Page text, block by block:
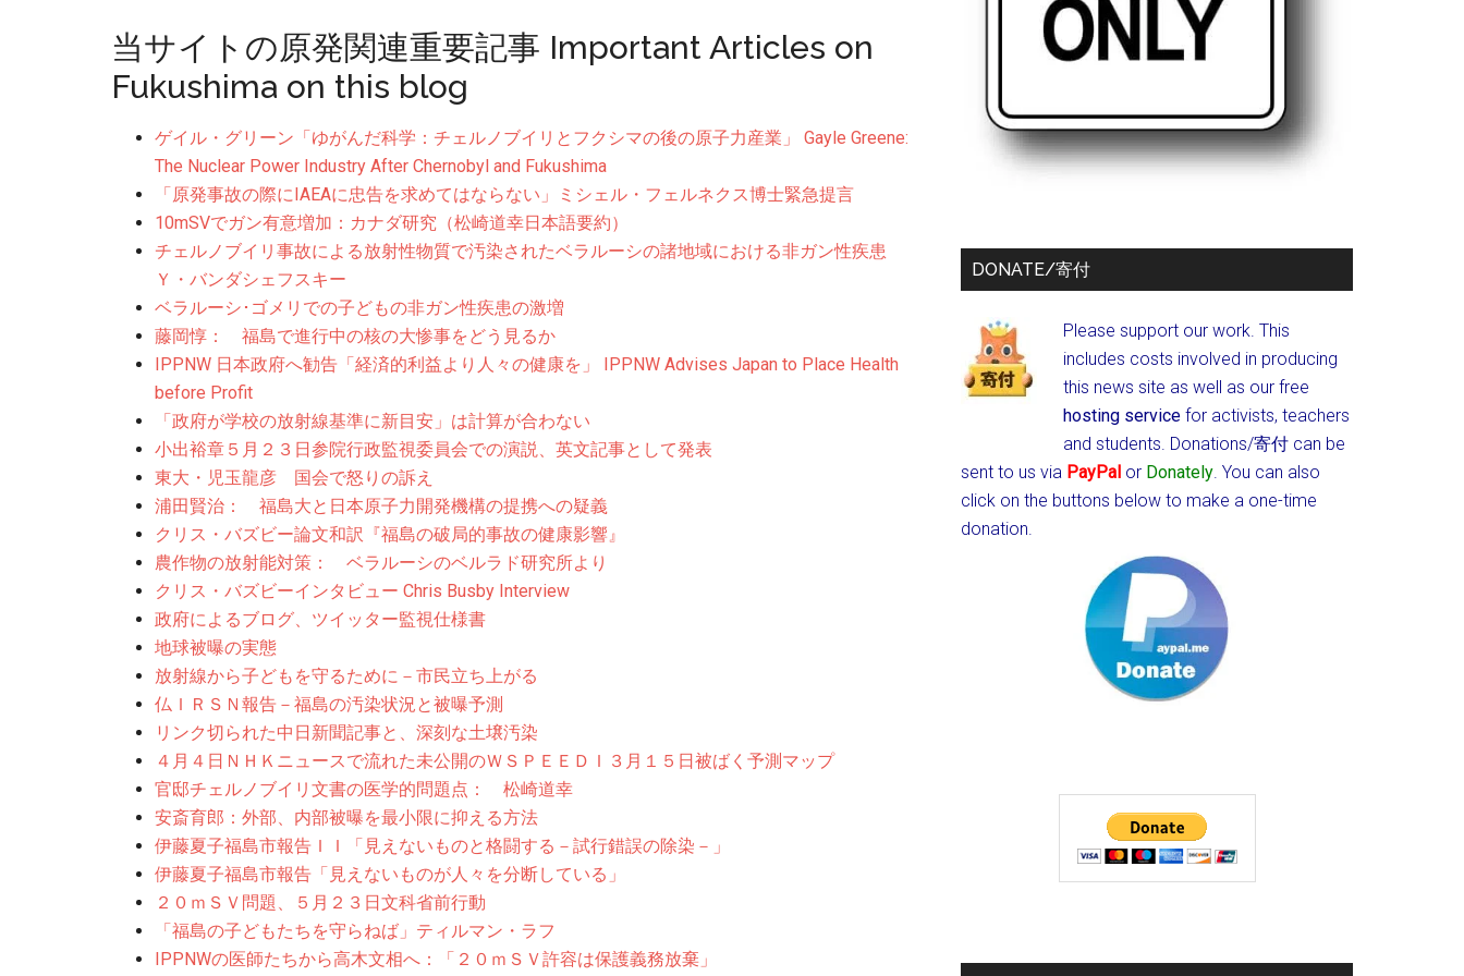
当サイトの原発関連重要記事 Important Articles on
Fukushima on this blog
ゲイル・グリーン「ゆがんだ科学：チェルノブイリとフクシマの後の原子力産業」 Gayle Greene:
The Nuclear Power Industry After Chernobyl and Fukushima
「原発事故の際にIAEAに忠告を求めてはならない」ミシェル・フェルネクス博士緊急提言
10mSVでガン有意増加：カナダ研究（松崎道幸日本語要約）
チェルノブイリ事故による放射性物質で汚染されたベラルーシの諸地域における非ガン性疾患
Ｙ・バンダシェフスキー
ベラルーシ･ゴメリでの子どもの非ガン性疾患の激増
藤岡惇： 福島で進行中の核の大惨事をどう見るか
IPPNW 日本政府へ勧告「経済的利益より人々の健康を」 IPPNW Advises Japan to Place Health
before Profit
「政府が学校の放射線基準に新目安」は計算が合わない
小出裕章５月２３日参院行政監視委員会での演説、英文記事として発表
東大・児玉龍彦 国会で怒りの訴え
浦田賢治： 福島大と日本原子力開発機構の提携への疑義
クリス・バズビー論文和訳『福島の破局的事故の健康影響』
農作物の放射能対策： ベラルーシのベルラド研究所より
クリス・バズビーインタビュー Chris Busby Interview
政府によるブログ、ツイッター監視仕様書
地球被曝の実態
放射線から子どもを守るために－市民立ち上がる
仏ＩＲＳＮ報告－福島の汚染状況と被曝予測
リンク切られた中日新聞記事と、深刻な土壌汚染
４月４日ＮＨＫニュースで流れた未公開のＷＳＰＥＥＤＩ３月１５日被ばく予測マップ
官邸チェルノブイリ文書の医学的問題点： 松崎道幸
安斎育郎：外部、内部被曝を最小限に抑える方法
伊藤夏子福島市報告ＩＩ「見えないものと格闘する－試行錯誤の除染－」
伊藤夏子福島市報告「見えないものが人々を分断している」
２０ｍＳＶ問題、５月２３日文科省前行動
「福島の子どもたちを守らねば」ティルマン・ラフ
IPPNWの医師たちから高木文相へ：「２０ｍＳＶ許容は保護義務放棄」
DONATE/寄付
Please support our work. This
includes costs involved in producing
this news site as well as our free
hosting service for activists, teachers
and students. Donations/寄付 can be
sent to us via PayPal or Donately. You can also
click on the buttons below to make a one-time
donation.